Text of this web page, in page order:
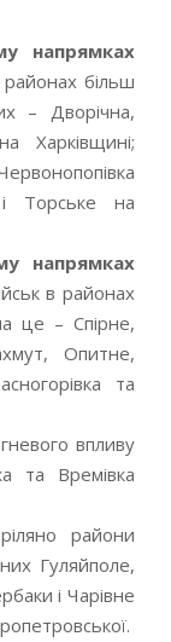
напрямках
більш
– Дворічна,
Харківщині;
і Торське на
напрямках
в районах
це – Спірне,
Опитне,
та
впливу
та Времівка
райони
Гуляйполе,
і Чарівне